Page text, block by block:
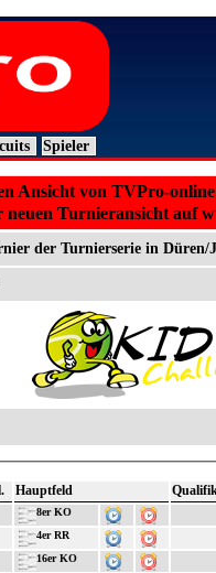
Spieler
Ansicht von TVPro-
neuen Turnieransicht auf
der Turnierserie in Düren/
Hauptfeld
8er KO
4er RR
16er KO